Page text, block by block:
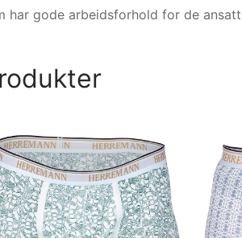
har gode arbeidsforhold for de